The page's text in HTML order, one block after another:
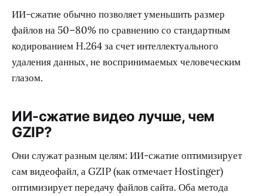
ИИ-сжатие обычно позволяет уменьшить размер
файлов на 50–80% по сравнению со стандартным
кодированием H.264 за счет интеллектуального
удаления данных, не воспринимаемых человеческим
глазом.
ИИ-сжатие видео лучше, чем
GZIP?
Они служат разным целям: ИИ-сжатие оптимизирует
сам видеофайл, а GZIP (как отмечает Hostinger)
оптимизирует передачу файлов сайта. Оба метода